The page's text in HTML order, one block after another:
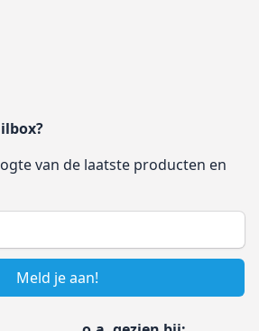
van de laatste producten en
Meld je aan!